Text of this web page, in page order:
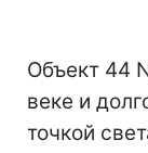
Объект 44
веке и
точкой